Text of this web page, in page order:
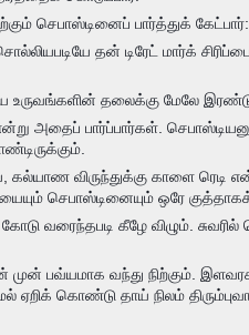
செபாஸ்டினைப் பார்த்துக்
தன் டிரேட் மார்க் சிரிப்பை
உருவங்களின் தலைக்கு மேலே
அதைப் பார்ப்பார்கள்.
கல்யாண விருந்துக்கு காளை ரெடி
செபாஸ்டினையும் ஒரே குத்தாகக்
வரைந்தபடி கீழே விழும்.
பவ்யமாக வந்து நிற்கும்.
ஏறிக் கொண்டு தாய் நிலம்